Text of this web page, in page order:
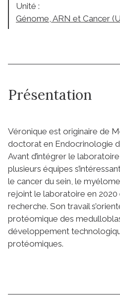
Unité :
Génome, ARN et Cancer
Présentation
Véronique est originaire de
doctorat en Endocrinologie
Avant d’intégrer le
plusieurs équipes
le cancer du sein, le
rejoint le laboratoire en 2020
recherche. Son travail
protéomique des
développement
protéomiques.